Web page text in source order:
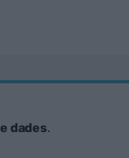
dades.